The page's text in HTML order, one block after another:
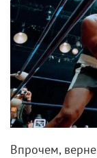
Впрочем,